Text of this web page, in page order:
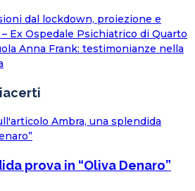
dal lockdown, proiezione e
Ex Ospedale Psichiatrico di Quarto
Anna Frank: testimonianze nella
prova in “Oliva Denaro”